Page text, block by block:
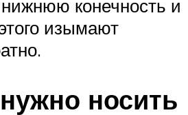
конечность и
изымают
носить